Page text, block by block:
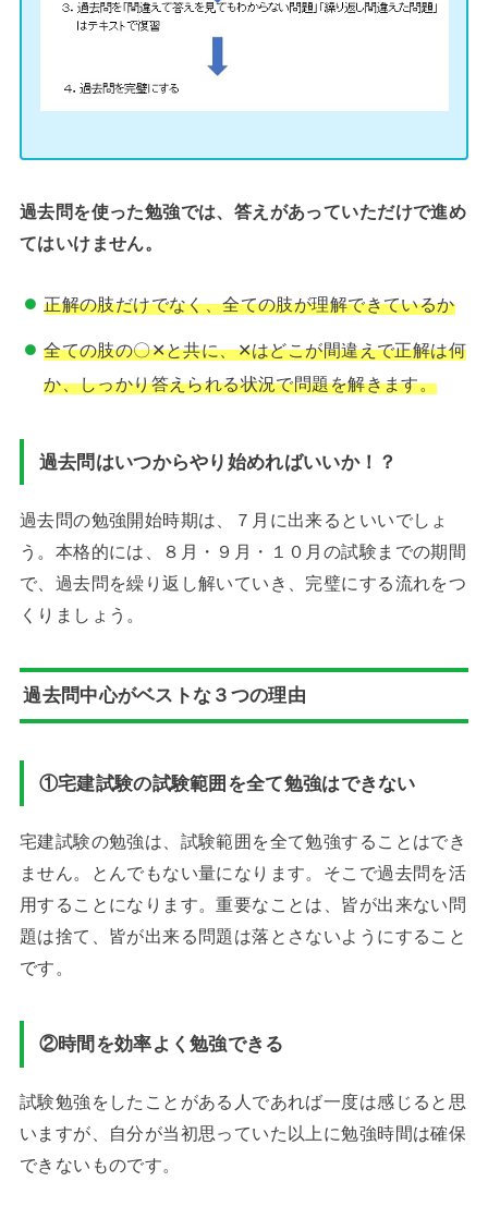
過去問を使った勉強では、答えがあっていただけで進め
てはいけません。
正解の肢だけでなく、全ての肢が理解できているか
全ての肢の〇✕と共に、✕はどこが間違えで正解は何
か、しっかり答えられる状況で問題を解きます。
過去問はいつからやり始めればいいか！？
過去問の勉強開始時期は、７月に出来るといいでしょ
う。本格的には、８月・９月・１０月の試験までの期間
で、過去問を繰り返し解いていき、完璧にする流れをつ
くりましょう。
過去問中心がベストな３つの理由
①宅建試験の試験範囲を全て勉強はできない
宅建試験の勉強は、試験範囲を全て勉強することはでき
ません。とんでもない量になります。そこで過去問を活
用することになります。重要なことは、皆が出来ない問
題は捨て、皆が出来る問題は落とさないようにすること
です。
②時間を効率よく勉強できる
試験勉強をしたことがある人であれば一度は感じると思
いますが、自分が当初思っていた以上に勉強時間は確保
できないものです。